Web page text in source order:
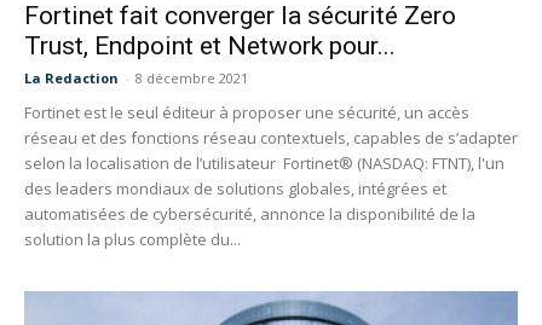
Fortinet fait converger la sécurité Zero
Trust, Endpoint et Network pour...
La Redaction - 8 décembre 2021
Fortinet est le seul éditeur à proposer une sécurité, un accès
réseau et des fonctions réseau contextuels, capables de s’adapter
selon la localisation de l’utilisateur Fortinet® (NASDAQ: FTNT), l'un
des leaders mondiaux de solutions globales, intégrées et
automatisées de cybersécurité, annonce la disponibilité de la
solution la plus complète du...